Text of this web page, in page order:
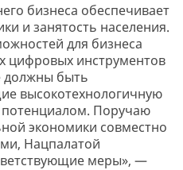
бизнеса обеспечивает
и занятость населения.
для бизнеса
цифровых инструментов
должны быть
высокотехнологичную
Поручаю
экономики совместно
Нацпалатой
меры», —